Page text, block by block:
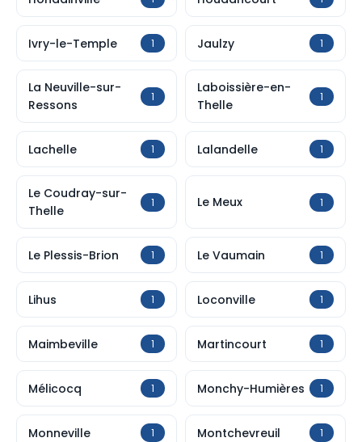
Ivry-le-Temple 1 Jaulzy 1
La Neuville-sur-
Ressons
1
Laboissière-en-
Thelle
1
Lachelle 1 Lalandelle 1
Le Coudray-sur-
Thelle
1 Le Meux 1
Le Plessis-Brion 1 Le Vaumain 1
Lihus 1 Loconville 1
Maimbeville 1 Martincourt 1
Mélicocq 1 Monchy-Humières 1
Monneville 1 Montchevreuil 1